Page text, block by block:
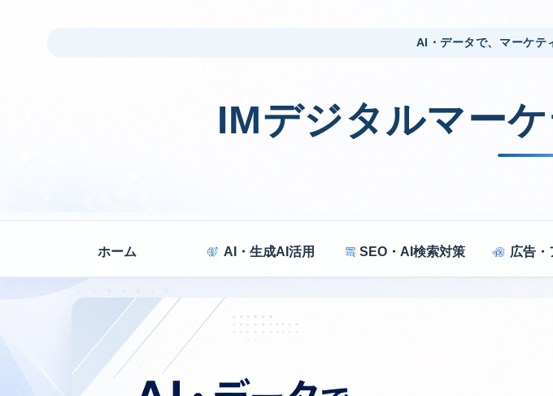
AI・データで、マーケテ
IMデジタルマー
ホーム AI・生成AI活用 SEO・AI検索対策 広告・